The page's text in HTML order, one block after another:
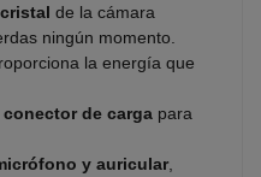
de la cámara
ningún momento.
la energía que
de carga para
y auricular,